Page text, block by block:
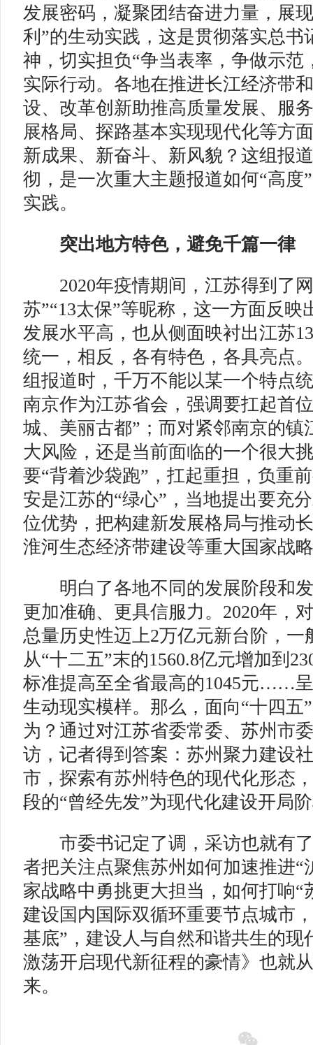
发展密码，凝聚团结奋进力量，展
利”的生动实践，这是贯彻落实总书
神，切实担负“争当表率，争做示范
实际行动。各地在推进长江经济带
设、改革创新助推高质量发展、服
展格局、探路基本实现现代化等方
新成果、新奋斗、新风貌？这组报
彻，是一次重大主题报道如何“高度
实践。
突出地方特色，避免千篇一律
2020年疫情期间，江苏得到了网
苏”“13太保”等昵称，这一方面反映
发展水平高，也从侧面映衬出江苏
统一，相反，各有特色，各具亮点
组报道时，千万不能以某一个特点
南京作为江苏省会，强调要扛起首
城、美丽古都”；而对紧邻南京的镇
大风险，还是当前面临的一个很大
要“背着沙袋跑”，扛起重担，负重
安是江苏的“绿心”，当地提出要充
位优势，把构建新发展格局与推动
淮河生态经济带建设等重大国家战
明白了各地不同的发展阶段和发
更加准确、更具信服力。2020年，
总量历史性迈上2万亿元新台阶，一
从“十二五”末的1560.8亿元增加到
标准提高至全省最高的1045元……
生动现实模样。那么，面向“十四五
为？通过对江苏省委常委、苏州市
访，记者得到答案：苏州聚力建设
市，探索有苏州特色的现代化形态
段的“曾经先发”为现代化建设开局
市委书记定了调，采访也就有了
者把关注点聚焦苏州如何加速推进“
家战略中勇挑更大担当，如何打响“
建设国内国际双循环重要节点城市
基底”，建设人与自然和谐共生的现
激荡开启现代新征程的豪情》也就
来。